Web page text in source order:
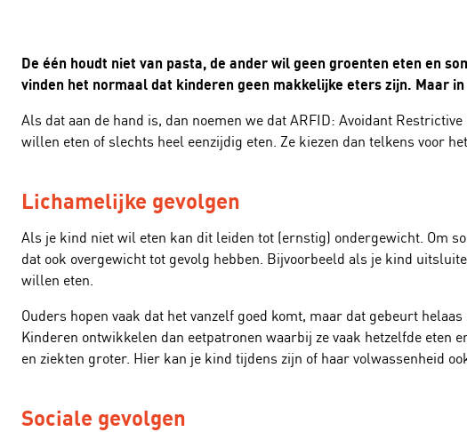
De één houdt niet van pasta, de ander wil geen groenten eten en
vinden het normaal dat kinderen geen makkelijke eters zijn. Maar
Als dat aan de hand is, dan noemen we dat ARFID: Avoidant
willen eten of slechts heel eenzijdig eten. Ze kiezen dan telkens voor
Lichamelijke gevolgen
Als je kind niet wil eten kan dit leiden tot (ernstig) ondergewicht. Om
dat ook overgewicht tot gevolg hebben. Bijvoorbeeld als je kind
willen eten.
Ouders hopen vaak dat het vanzelf goed komt, maar dat gebeurt
Kinderen ontwikkelen dan eetpatronen waarbij ze vaak hetzelfde
en ziekten groter. Hier kan je kind tijdens zijn of haar volwassenheid
Sociale gevolgen